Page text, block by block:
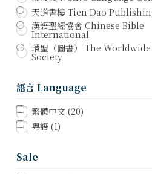
天道書樓 Tien Dao
漢語聖經協會 Chinese Bible
International
環聖（圖書） The
Society
語言 Language
繁體中文 (20)
粵語 (1)
Sale